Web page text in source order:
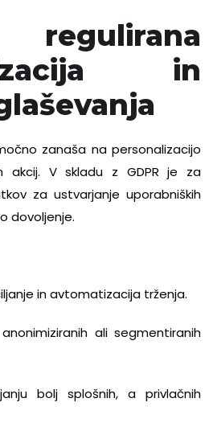
in
zanaša na personalizacijo
akcij. V skladu z GDPR je za
za ustvarjanje uporabniških
dovoljenje.
in avtomatizacija trženja.
ali segmentiranih
bolj splošnih, a privlačnih